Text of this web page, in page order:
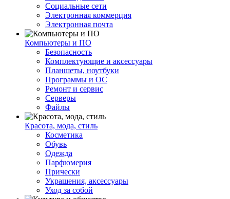
Социальные сети
Электронная коммерция
Электронная почта
Компьютеры и ПО
Безопасность
Комплектующие и аксессуары
Планшеты, ноутбуки
Программы и ОС
Ремонт и сервис
Серверы
Файлы
Красота, мода, стиль
Косметика
Обувь
Одежда
Парфюмерия
Прически
Украшения, аксессуары
Уход за собой